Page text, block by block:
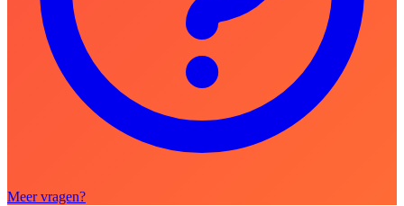
Meer vragen?